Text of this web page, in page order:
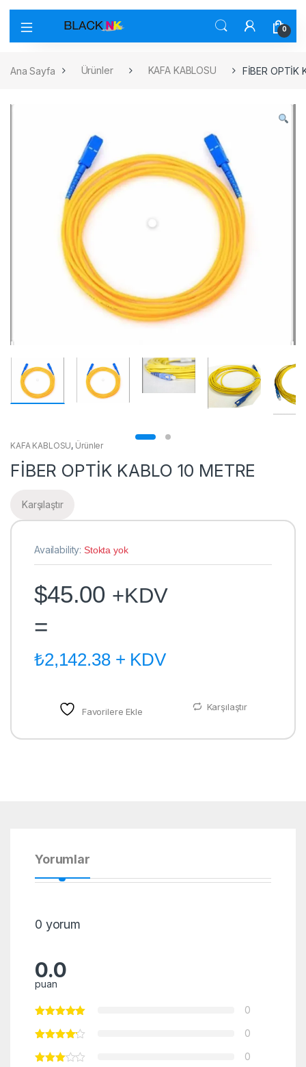
0
Ana Sayfa Ürünler KAFA KABLOSU FİBER OPTİK
KAFA KABLOSU, Ürünler
FİBER OPTİK KABLO 10 METRE
Karşılaştır
Availability:Stokta yok
$45.00 +KDV
=
₺2,142.38+ KDV
Favorilere Ekle Karşılaştır
Yorumlar
0 yorum
0.0
puan
0
0
0